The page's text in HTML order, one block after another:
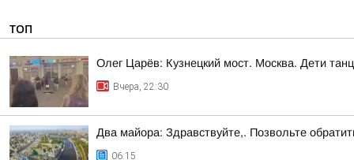
ТОП
Олег Царёв: Кузнецкий мост. Москва. Дети
Вчера, 22:30
Два майора: Здравствуйте,. Позвольте
06:15